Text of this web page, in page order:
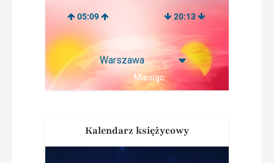
05:09 20:13
Miesiąc
Kalendarz księżycowy